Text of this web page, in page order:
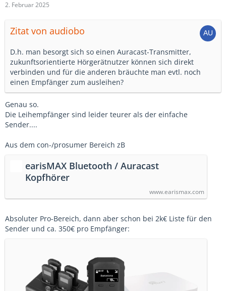
2. Februar 2025
Zitat von audiobo
D.h. man besorgt sich so einen Auracast-Transmitter,
zukunftsorientierte Hörgerätnutzer können sich direkt
verbinden und für die anderen bräuchte man evtl. noch
einen Empfänger zum ausleihen?
Genau so.
Die Leihempfänger sind leider teurer als der einfache
Sender....
Aus dem con-/prosumer Bereich zB
earisMAX Bluetooth / Auracast
Kopfhörer
www.earismax.com
Absoluter Pro-Bereich, dann aber schon bei 2k€ Liste für den
Sender und ca. 350€ pro Empfänger: